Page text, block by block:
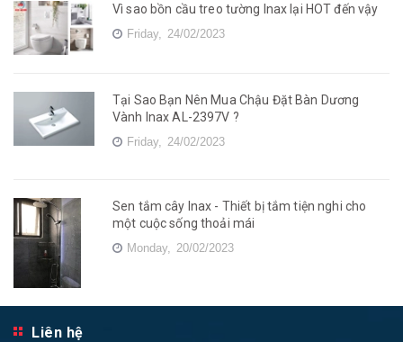
Vì sao bồn cầu treo tường Inax lại HOT đến vậy
Friday, 24/02/2023
Tại Sao Bạn Nên Mua Chậu Đặt Bàn Dương
Vành Inax AL-2397V ?
Friday, 24/02/2023
Sen tắm cây Inax - Thiết bị tắm tiện nghi cho
một cuộc sống thoải mái
Monday, 20/02/2023
Liên hệ